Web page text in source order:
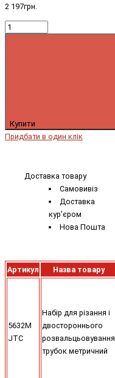
2 197грн.
Купити
Придбати в один клік
Доставка товару
Самовивіз
Доставка
кур'єром
Нова Пошта
Артикул Назва товару
5632M
JTC
Набір для різання і
двостороннього
розвальцьовування
трубок метричний